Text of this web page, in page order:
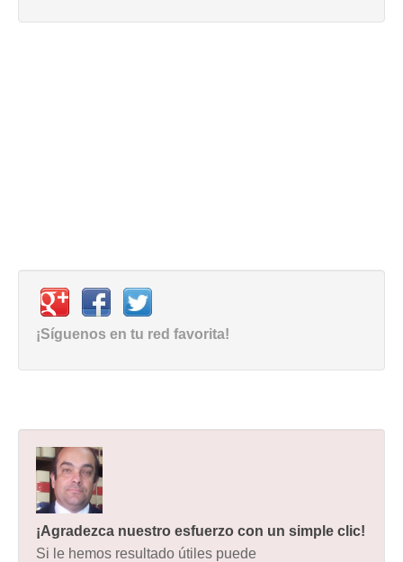
¡Síguenos en tu red favorita!
¡Agradezca nuestro esfuerzo con un simple clic!
Si le hemos resultado útiles puede